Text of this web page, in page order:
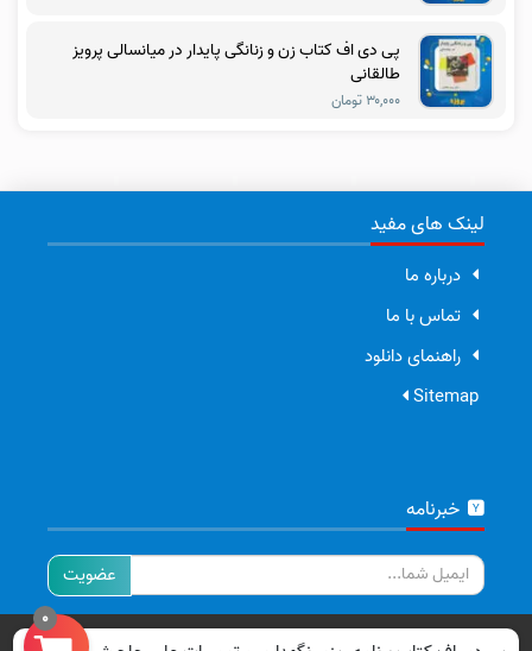
پی دی اف کتاب زن و زنانگی پایدار در میانسالی پرویز
طالقانی
۳۰,۰۰۰ تومان
لینک های مفید
درباره ما
تماس با ما
راهنمای دانلود
Sitemap
خبرنامه
ایمیل
تمامی حقوق برای سایت ما محفوظ است.
0